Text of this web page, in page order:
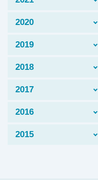
2020
2019
2018
2017
2016
2015